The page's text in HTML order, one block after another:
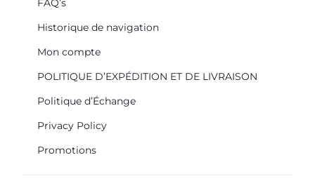
FAQ’s
Historique de navigation
Mon compte
POLITIQUE D’EXPÉDITION ET DE LIVRAISON
Politique d’Échange
Privacy Policy
Promotions